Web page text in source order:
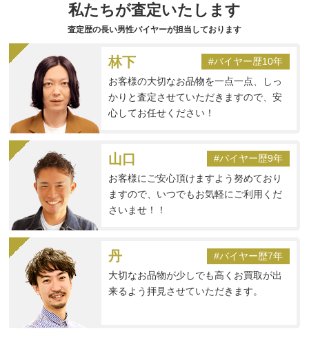
私たちが査定いたします
査定歴の長い男性バイヤーが担当しております
林下
#バイヤー歴10年
お客様の大切なお品物を一点一点、しっ
かりと査定させていただきますので、安
心してお任せください！
山口
#バイヤー歴9年
お客様にご安心頂けますよう努めており
ますので、いつでもお気軽にご利用くだ
さいませ！！
丹
#バイヤー歴7年
大切なお品物が少しでも高くお買取が出
来るよう拝見させていただきます。